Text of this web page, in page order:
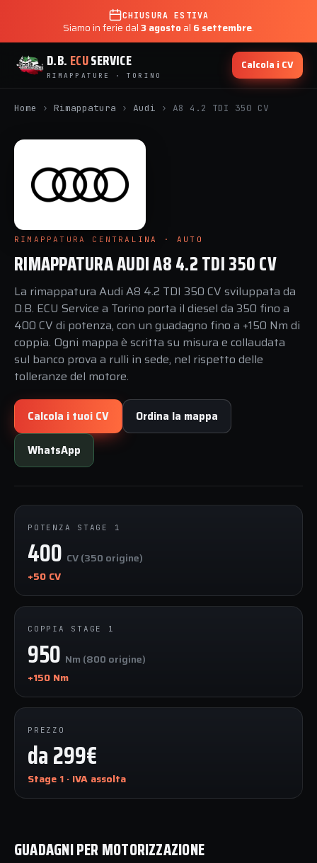
CHIUSURA ESTIVA
Siamo in ferie dal3 agostoal 6 settembre.
D.B. ECUSERVICE
RIMAPPATURE · TORINO
Calcola i CV
Home › Rimappatura › Audi › A8 4.2 TDI 350 CV
RIMAPPATURA CENTRALINA · AUTO
RIMAPPATURA AUDI A8 4.2 TDI 350 CV
La rimappatura Audi A8 4.2 TDI 350 CV sviluppata da
D.B. ECU Service a Torino porta il diesel da 350 fino a
400 CV di potenza, con un guadagno fino a +150 Nm di
coppia. Ogni mappa è scritta su misura e collaudata
sul banco prova a rulli in sede, nel rispetto delle
tolleranze del motore.
Calcola i tuoi CV Ordina la mappa
WhatsApp
POTENZA STAGE 1
400 CV (350 origine)
+50 CV
COPPIA STAGE 1
950 Nm (800 origine)
+150 Nm
PREZZO
da 299€
Stage 1 · IVA assolta
GUADAGNI PER MOTORIZZAZIONE